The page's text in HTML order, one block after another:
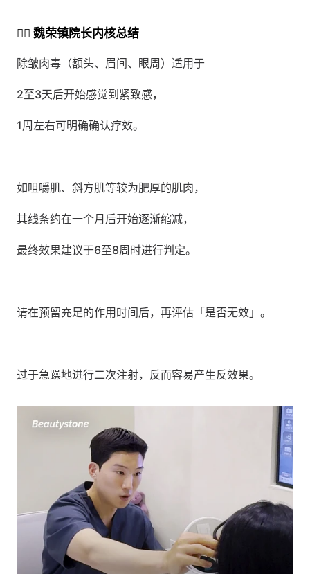
👨‍⚕️ 魏荣镇院长内核总结
除皱肉毒（额头、眉间、眼周）适用于
2至3天后开始感觉到紧致感，
1周左右可明确确认疗效。
如咀嚼肌、斜方肌等较为肥厚的肌肉，
其线条约在一个月后开始逐渐缩减，
最终效果建议于6至8周时进行判定。
请在预留充足的作用时间后，再评估「是否无效」。
过于急躁地进行二次注射，反而容易产生反效果。